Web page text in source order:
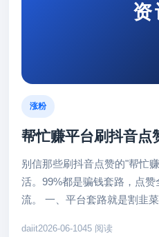
资
涨粉
帮忙赚平台刷抖音点
别信那些刷抖音点赞的"帮忙
活。99%都是骗钱套路，点
流。 一、平台套路就是割韭
daiit2026-06-1045 阅读